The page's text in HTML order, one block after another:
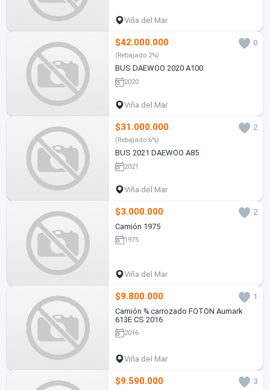
Viña del Mar
$42.000.000 0
(Rebajado 2%)
BUS DAEWOO 2020 A100
2020
Viña del Mar
$31.000.000 2
(Rebajado 6%)
BUS 2021 DAEWOO A85
2021
Viña del Mar
$3.000.000
2
Camión 1975
1975
Viña del Mar
$9.800.000
1
Camión ¾ carrozado FOTON Aumark
613E CS 2016
2016
Viña del Mar
$9.590.000
3